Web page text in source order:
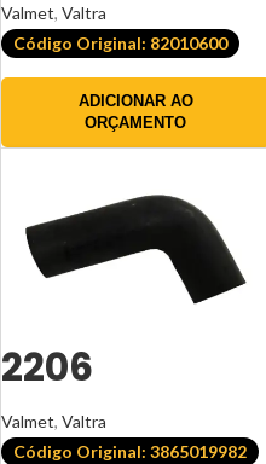
Valmet, Valtra
Código Original: 82010600
ADICIONAR AO
ORÇAMENTO
2206
Valmet, Valtra
Código Original: 3865019982